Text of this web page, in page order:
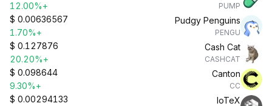
PUMP
+12.00%
Pudgy Penguins
PENGU
$ 0.00636567
+1.70%
Cash Cat
CASHCAT
$ 0.127876
+20.20%
Canton
CC
$ 0.098644
+9.30%
IoTeX
$ 0.00294133